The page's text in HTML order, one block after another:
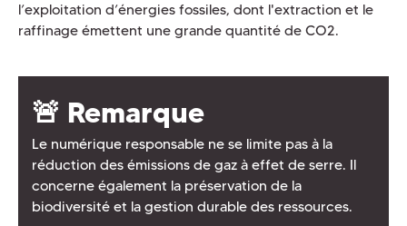
l’exploitation d’énergies fossiles, dont l'extraction et le
raffinage émettent une grande quantité de CO2.
🚨 Remarque
Le numérique responsable ne se limite pas à la
réduction des émissions de gaz à effet de serre. Il
concerne également la préservation de la
biodiversité et la gestion durable des ressources.